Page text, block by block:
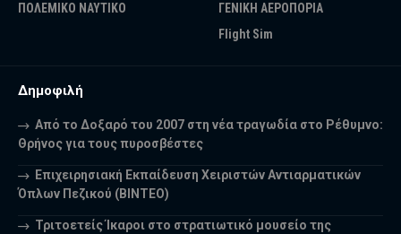
ΠΟΛΕΜΙΚΟ ΝΑΥΤΙΚΟ
ΓΕΝΙΚΗ ΑΕΡΟΠΟΡΙΑ
Flight Sim
Δημοφιλή
Από το Δοξαρό του 2007 στη νέα τραγωδία στο Ρέθυμνο:
Θρήνος για τους πυροσβέστες
Επιχειρησιακή Εκπαίδευση Χειριστών Αντιαρματικών
Όπλων Πεζικού (ΒΙΝΤΕΟ)
Τριτοετείς Ίκαροι στο στρατιωτικό μουσείο της